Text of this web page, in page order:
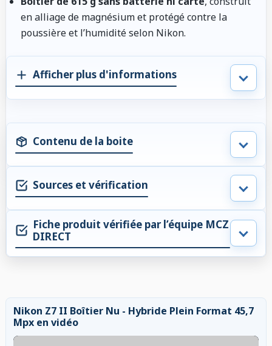
en alliage de magnésium et protégé contre la
poussière et l’humidité selon Nikon.
Afficher plus d'informations
Contenu de la boite
Sources et vérification
Fiche produit vérifiée par l’équipe MCZ
DIRECT
Nikon Z7 II Boîtier Nu - Hybride Plein Format 45,7
Mpx en vidéo